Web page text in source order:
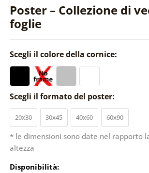
Poster – Collezione di
foglie
Scegli il colore della cornice:
Scegli il formato del poster:
20x30 30x45 40x60 60x90
* le dimensioni sono date nel rapporto
altezza
Disponibilità: